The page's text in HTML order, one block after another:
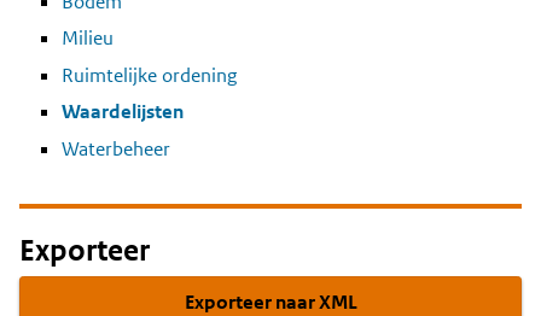
Milieu
Ruimtelijke ordening
Waardelijsten
Waterbeheer
Exporteer
Exporteer naar XML